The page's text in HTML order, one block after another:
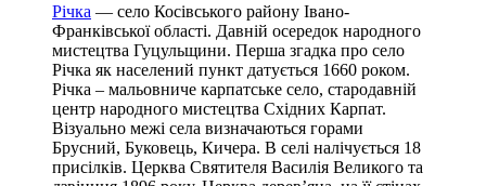
Річка — село Косівського району Івано-
Франківської області. Давній осередок народного
мистецтва Гуцульщини. Перша згадка про село
Річка як населений пункт датується 1660 роком.
Річка – мальовниче карпатське село, стародавній
центр народного мистецтва Східних Карпат.
Візуально межі села визначаються горами
Брусний, Буковець, Кичера. В селі налічується 18
присілків. Церква Святителя Василія Великого та